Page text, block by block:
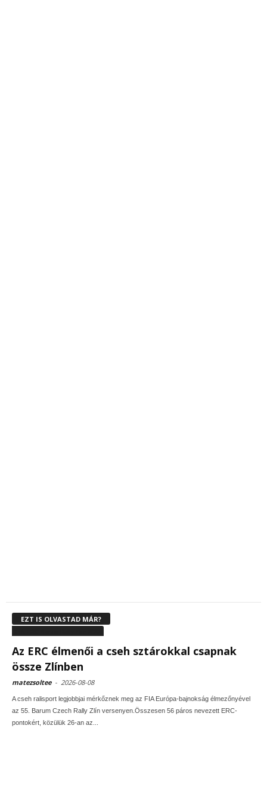
EZT IS OLVASTAD MÁR?
Az ERC élmenői a cseh sztárokkal csapnak
össze Zlínben
matezsoltee - 2026-08-08
A cseh ralisport legjobbjai mérkőznek meg az FIA Európa-bajnokság élmezőnyével
az 55. Barum Czech Rally Zlín versenyen.Összesen 56 páros nevezett ERC-
pontokért, közülük 26-an az...